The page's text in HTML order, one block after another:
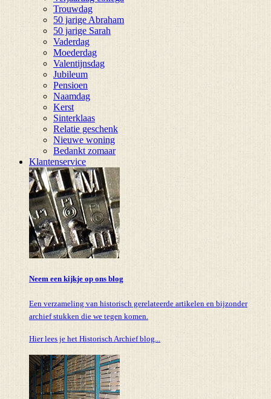
Trouwdag
50 jarige Abraham
50 jarige Sarah
Vaderdag
Moederdag
Valentijnsdag
Jubileum
Pensioen
Naamdag
Kerst
Sinterklaas
Relatie geschenk
Nieuwe woning
Bedankt zomaar
Klantenservice
Neem een kijkje op ons blog
Een verzameling van historisch gerelateerde artikelen en bijzonder
archief stukken die we tegen komen.
Hier lees je het Historisch Archief blog...